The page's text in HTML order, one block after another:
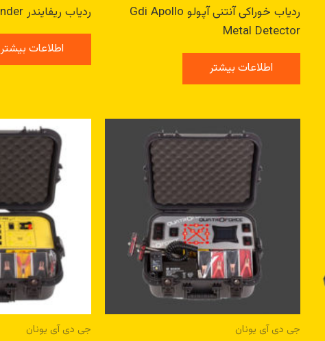
ردیاب خوراکی آنتنی آپولو Gdi Apollo
Metal Detector
اطلاعات بیشتر
ردیاب ریفایندر Gdi Rayfinder
اطلاعات بیشتر
جی دی آی یونان جی دی آی یونان